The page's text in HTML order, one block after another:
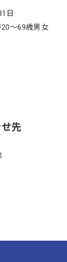
日
20～69歳男女
先